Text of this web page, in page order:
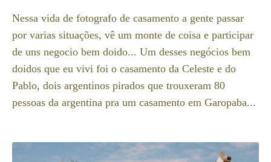
Nessa vida de fotografo de casamento a gente passar
por varias situações, vê um monte de coisa e participar
de uns negocio bem doido... Um desses negócios bem
doidos que eu vivi foi o casamento da Celeste e do
Pablo, dois argentinos pirados que trouxeram 80
pessoas da argentina pra um casamento em Garopaba...